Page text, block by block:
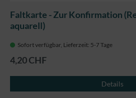
Faltkarte - Zur Konfirmation
aquarell)
Sofort verfügbar, Lieferzeit: 5-7 Tage
4,20 CHF
Details